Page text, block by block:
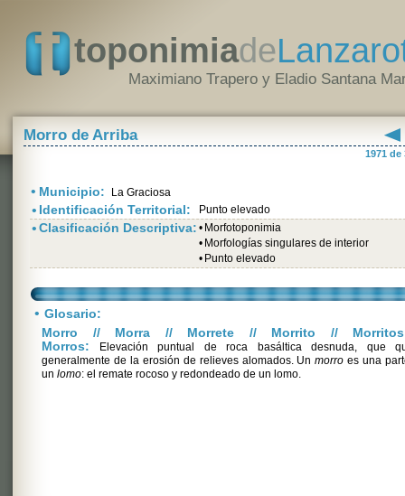
toponimiade
Maximiano Trapero y Eladio Santana
Morro de Arriba
1971 de
• Municipio: La Graciosa
• Identificación Territorial: Punto elevado
•Clasificación Descriptiva: • Morfotoponimia
• Morfologías singulares de interior
• Punto elevado
• Glosario:
Morro // Morra // Morrete // Morrito //
Morros: Elevación puntual de roca basáltica desnuda, que
generalmente de la erosión de relieves alomados. Unmorro es una
un lomo: el remate rocoso y redondeado de un lomo.